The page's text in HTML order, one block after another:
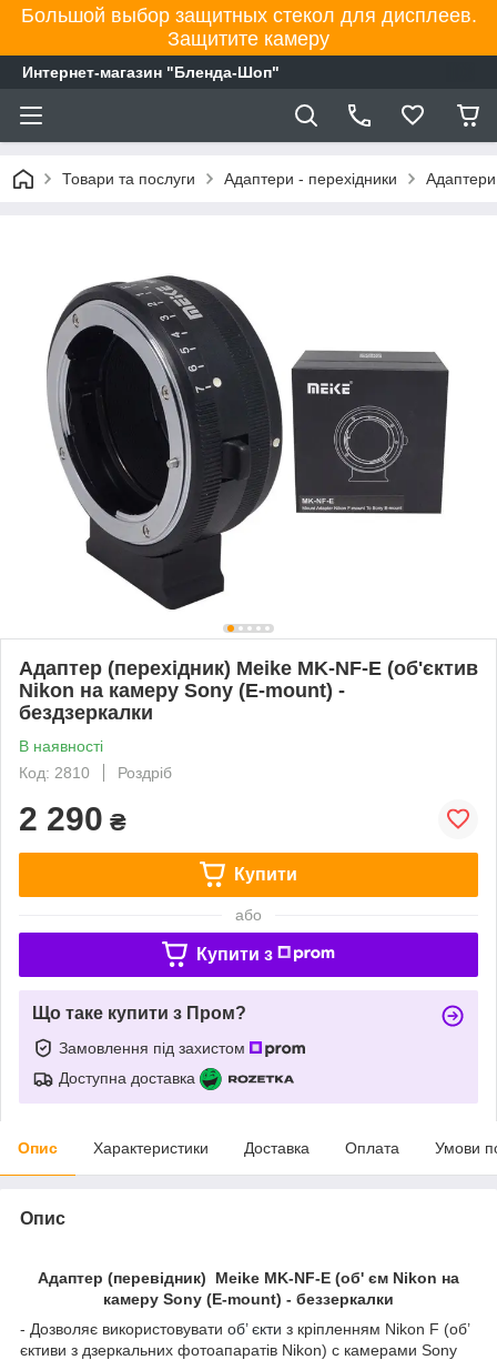
Большой выбор защитных стекол для дисплеев.
Защитите камеру
Интернет-магазин "Бленда-Шоп"
Товари та послуги Адаптери - перехідники
Адаптер (перехідник) Meike MK-NF-E (об'єктив
Nikon на камеру Sony (E-mount) -
бездзеркалки
В наявності
Код: 2810
Роздріб
2 290 ₴
Купити
або
Купити з
Що таке купити з Пром?
Замовлення під захистом
Доступна доставка
Опис Характеристики Доставка Оплата Умови
Опис
Адаптер (перевідник) Meike MK-NF-E (об' єм Nikon на
камеру Sony (E-mount) - беззеркалки
- Дозволяє використовувати об’ єкти з кріпленням Nikon F (об’
єктиви з дзеркальних фотоапаратів Nikon) c камерами Sony